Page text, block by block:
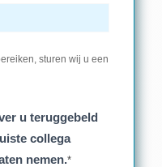
sturen wij u een
u teruggebeld
collega
nemen.*